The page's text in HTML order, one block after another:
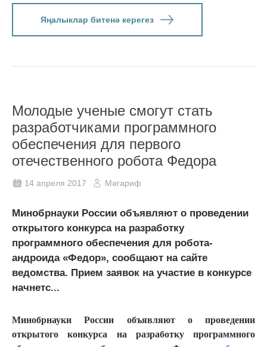
Яңалыклар битенә керегез
Молодые ученые смогут стать
разработчиками программного
обеспечения для первого
отечественного робота Федора
14 апреля 2017 Мәгариф
Минобрнауки России объявляют о проведении
открытого конкурса на разработку
программного обеспечения для робота-
андроида «Федор», сообщают на сайте
ведомства. Прием заявок на участие в конкурсе
начнетс...
Минобрнауки России объявляют о проведении
открытого конкурса на разработку программного